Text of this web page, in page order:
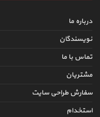
درباره ما
نویسندگان
تماس با ما
مشتریان
سفارش طراحی سایت
استخدام